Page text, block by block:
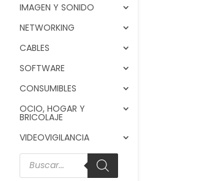
IMAGEN Y SONIDO
NETWORKING
CABLES
SOFTWARE
CONSUMIBLES
OCIO, HOGAR Y
BRICOLAJE
VIDEOVIGILANCIA
Búsqueda
de
productos